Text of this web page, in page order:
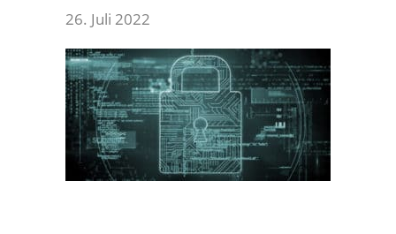
26. Juli 2022